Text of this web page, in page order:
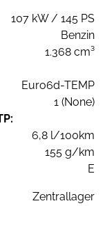
107 kW / 145 PS
Benzin
1.368 cm³
Euro6d-TEMP
1 (None)
6,8 l/100km
155 g/km
E
Zentrallager